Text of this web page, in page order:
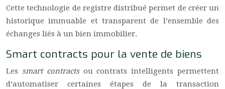
Cette technologie de registre distribué permet de créer un
historique immuable et transparent de l’ensemble des
échanges liés à un bien immobilier.
Smart contracts pour la vente de biens
Les smart contracts ou contrats intelligents permettent
d’automatiser certaines étapes de la transaction